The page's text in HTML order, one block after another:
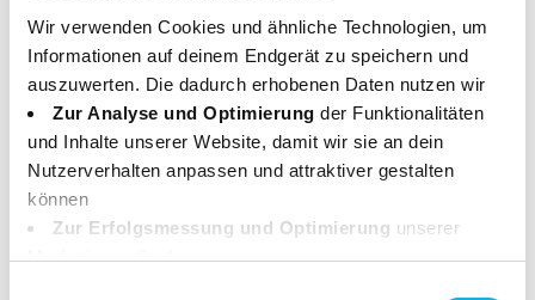
Wir verwenden Cookies und ähnliche Technologien, um
Informationen auf deinem Endgerät zu speichern und
auszuwerten. Die dadurch erhobenen Daten nutzen wir
Zur Analyse und Optimierung der Funktionalitäten
und Inhalte unserer Website, damit wir sie an dein
Nutzerverhalten anpassen und attraktiver gestalten
können
Zur Erfolgsmessung und Optimierung unserer
Marketingmaßnahmen.
unter: www.haut.de/service/inci
Zertifikate
Das Produkt ist zertifiziert nach den Richtlinien von
NCP und ist bei der Vegan Society sowie PETA
registriert. Weitere Informationen zu den